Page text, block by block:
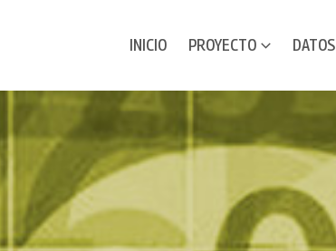
INICIO PROYECTO DATOS